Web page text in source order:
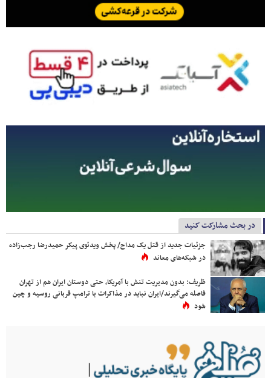
در بحث مشارکت کنید
جزئیات جدید از قتل یک مداح/ پخش ویدئوی پیکر حمیدرضا رجب‌زاده
در شبکه‌های معاند
ظریف: بدون مدیریت تنش با آمریکا، حتی دوستان ایران هم از تهران
فاصله می‌گیرند/ایران نباید در مذاکرات با ترامپ قربانی روسیه و چین
شود